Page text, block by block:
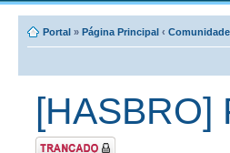
Portal » Página Principal ‹ Comunidade
[HASBRO]
Tópico Trancado